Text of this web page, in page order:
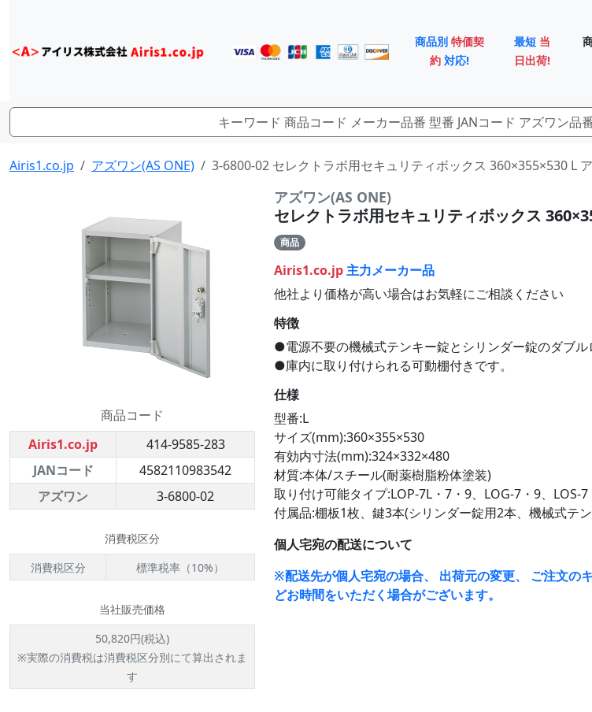
商品別 特価契
約 対応!
最短 当
日出荷!
Airis1.co.jp アズワン(AS ONE) 3-6800-02 セレクトラボ用セキュリティボックス 360×355×530 L
商品コード
Airis1.co.jp
414-9585-283
JANコード
4582110983542
アズワン
3-6800-02
消費税区分
消費税区分
標準税率（10%）
当社販売価格
50,820円(税込)
※実際の消費税は消費税区分別にて算出されま
す
アズワン(AS ONE)
セレクトラボ用セキュリティボックス
商品
Airis1.co.jp主力メーカー品
他社より価格が高い場合はお気軽にご相談ください
特徴
●電源不要の機械式テンキー錠とシリンダー錠のダブル
●庫内に取り付けられる可動棚付きです。
仕様
型番:L
サイズ(mm):360×355×530
有効内寸法(mm):324×332×480
材質:本体/スチール(耐薬樹脂粉体塗装)
取り付け可能タイプ:LOP-7L・7・9、LOG-7・9、LOS-
付属品:棚板1枚、鍵3本(シリンダー錠用2本、機械式テ
個人宅宛の配送について
※配送先が個人宅宛の場合、 出荷元の変更、 ご注文の
どお時間をいただく場合がございます。